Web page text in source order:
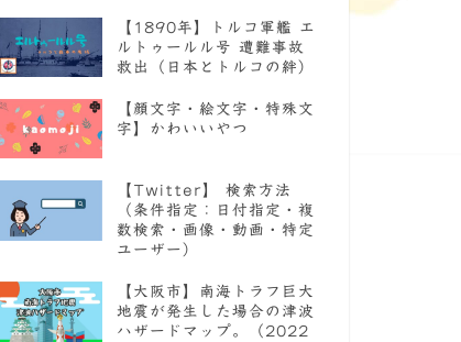
【1890年】トルコ軍艦 エ
ルトゥールル号 遭難事故
救出（日本とトルコの絆）
【顔文字・絵文字・特殊文
字】かわいいやつ
【Twitter】 検索方法
（条件指定：日付指定・複
数検索・画像・動画・特定
ユーザー）
【大阪市】南海トラフ巨大
地震が発生した場合の津波
ハザードマップ。（2022